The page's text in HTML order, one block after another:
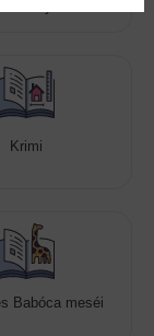
Krimi
Babóca meséi